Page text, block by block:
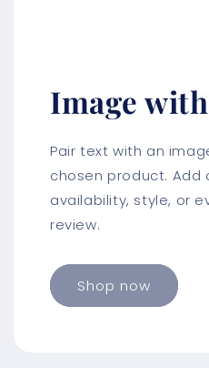
Image
Pair text with an
chosen product. Add
availability, style, or
review.
Shop now